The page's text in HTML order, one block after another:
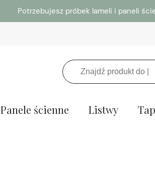
Potrzebujesz próbek lameli i paneli
Panele ścienne Listwy